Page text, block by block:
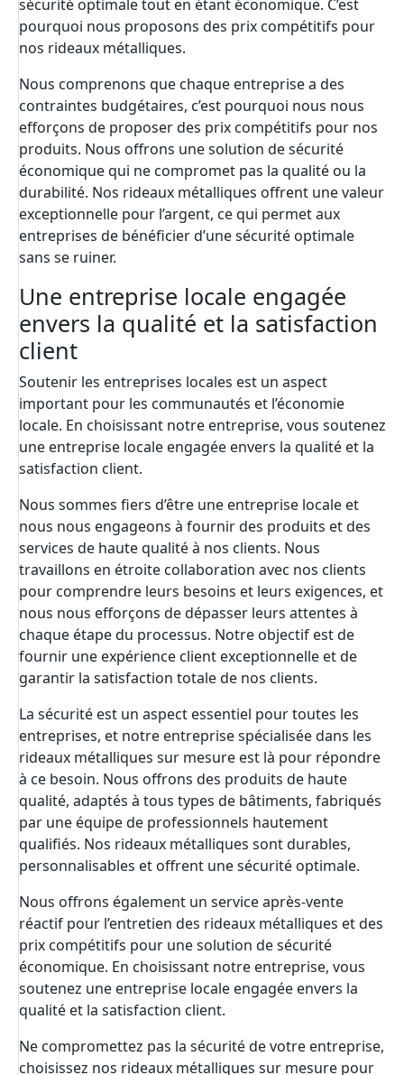
sécurité optimale tout en étant économique. C’est
pourquoi nous proposons des prix compétitifs pour
nos rideaux métalliques.
Nous comprenons que chaque entreprise a des
contraintes budgétaires, c’est pourquoi nous nous
efforçons de proposer des prix compétitifs pour nos
produits. Nous offrons une solution de sécurité
économique qui ne compromet pas la qualité ou la
durabilité. Nos rideaux métalliques offrent une valeur
exceptionnelle pour l’argent, ce qui permet aux
entreprises de bénéficier d’une sécurité optimale
sans se ruiner.
Une entreprise locale engagée
envers la qualité et la satisfaction
client
Soutenir les entreprises locales est un aspect
important pour les communautés et l’économie
locale. En choisissant notre entreprise, vous soutenez
une entreprise locale engagée envers la qualité et la
satisfaction client.
Nous sommes fiers d’être une entreprise locale et
nous nous engageons à fournir des produits et des
services de haute qualité à nos clients. Nous
travaillons en étroite collaboration avec nos clients
pour comprendre leurs besoins et leurs exigences, et
nous nous efforçons de dépasser leurs attentes à
chaque étape du processus. Notre objectif est de
fournir une expérience client exceptionnelle et de
garantir la satisfaction totale de nos clients.
La sécurité est un aspect essentiel pour toutes les
entreprises, et notre entreprise spécialisée dans les
rideaux métalliques sur mesure est là pour répondre
à ce besoin. Nous offrons des produits de haute
qualité, adaptés à tous types de bâtiments, fabriqués
par une équipe de professionnels hautement
qualifiés. Nos rideaux métalliques sont durables,
personnalisables et offrent une sécurité optimale.
Nous offrons également un service après-vente
réactif pour l’entretien des rideaux métalliques et des
prix compétitifs pour une solution de sécurité
économique. En choisissant notre entreprise, vous
soutenez une entreprise locale engagée envers la
qualité et la satisfaction client.
Ne compromettez pas la sécurité de votre entreprise,
choisissez nos rideaux métalliques sur mesure pour